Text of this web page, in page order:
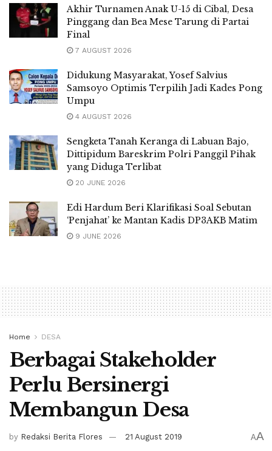
Akhir Turnamen Anak U-15 di Cibal, Desa
Pinggang dan Bea Mese Tarung di Partai
Final
7 AUGUST 2026
Didukung Masyarakat, Yosef Salvius
Samsoyo Optimis Terpilih Jadi Kades Pong
Umpu
4 AUGUST 2026
Sengketa Tanah Keranga di Labuan Bajo,
Dittipidum Bareskrim Polri Panggil Pihak
yang Diduga Terlibat
20 JUNE 2026
Edi Hardum Beri Klarifikasi Soal Sebutan
‘Penjahat’ ke Mantan Kadis DP3AKB Matim
9 JUNE 2026
Home DESA
Berbagai Stakeholder
Perlu Bersinergi
Membangun Desa
by Redaksi Berita Flores 21 August 2019 AA